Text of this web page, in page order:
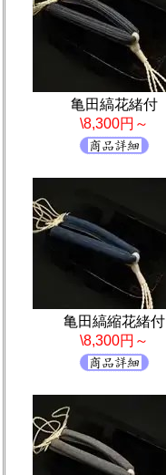
亀田縞花緒付
\8,300円～
亀田縞縮花緒付
\8,300円～